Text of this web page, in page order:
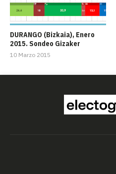
DURANGO (Bizkaia), Enero
2015. Sondeo Gizaker
10 Marzo 2015